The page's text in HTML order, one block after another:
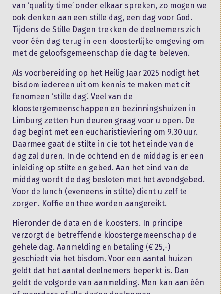
van ‘quality time’ onder elkaar spreken, zo mogen we
ook denken aan een stille dag, een dag voor God.
Tijdens de Stille Dagen trekken de deelnemers zich
voor één dag terug in een kloosterlijke omgeving om
met de geloofsgemeenschap die dag te beleven.
Als voorbereiding op het Heilig Jaar 2025 nodigt het
bisdom iedereen uit om kennis te maken met dit
fenomeen ‘stille dag’. Veel van de
kloostergemeenschappen en bezinningshuizen in
Limburg zetten hun deuren graag voor u open. De
dag begint met een eucharistieviering om 9.30 uur.
Daarmee gaat de stilte in die tot het einde van de
dag zal duren. In de ochtend en de middag is er een
inleiding op stilte en gebed. Aan het eind van de
middag wordt de dag besloten met het avondgebed.
Voor de lunch (eveneens in stilte) dient u zelf te
zorgen. Koffie en thee worden aangereikt.
Hieronder de data en de kloosters. In principe
verzorgt de betreffende kloostergemeenschap de
gehele dag. Aanmelding en betaling (€ 25,-)
geschiedt via het bisdom. Voor een aantal huizen
geldt dat het aantal deelnemers beperkt is. Dan
geldt de volgorde van aanmelding. Men kan aan één